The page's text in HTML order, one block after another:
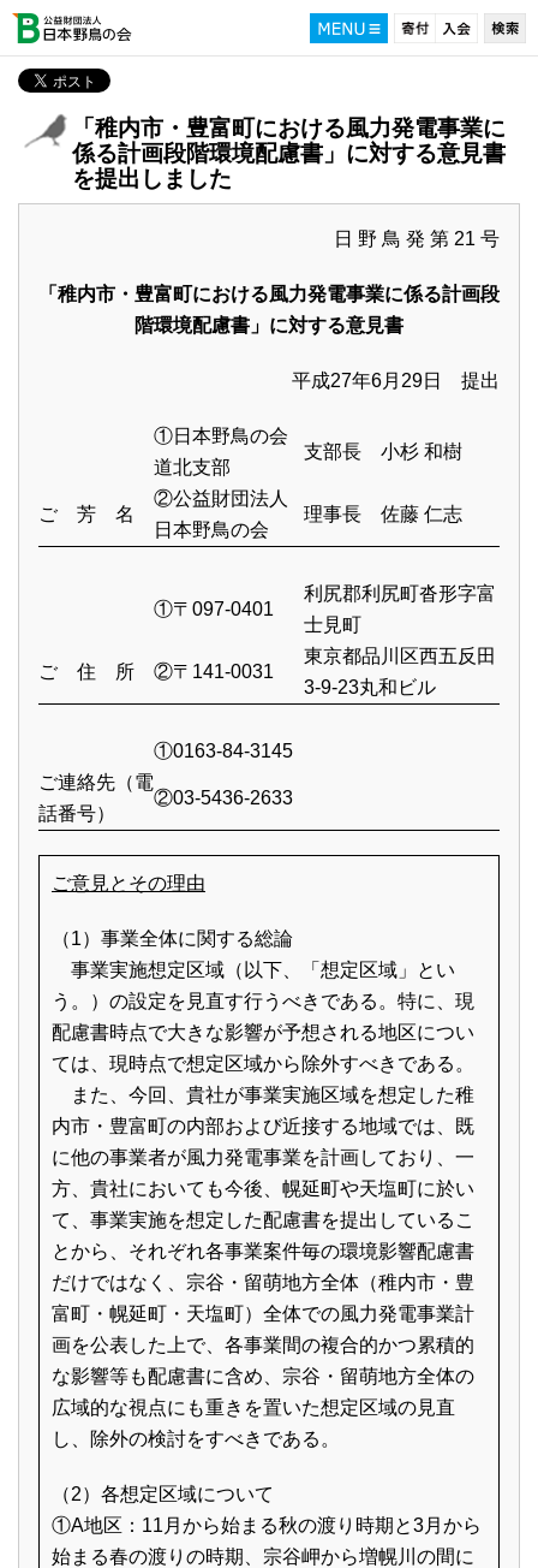
「稚内市・豊富町における風力発電事業に
係る計画段階環境配慮書」に対する意見書
を提出しました
日 野 鳥 発 第 21 号
「稚内市・豊富町における風力発電事業に係る計画段
階環境配慮書」に対する意見書
平成27年6月29日 提出
①日本野鳥の会
道北支部
支部長 小杉 和樹
ご 芳 名
②公益財団法人
日本野鳥の会
理事長 佐藤 仁志
①〒097-0401
利尻郡利尻町沓形字富
士見町
ご 住 所 ②〒141-0031
東京都品川区西五反田
3-9-23丸和ビル
①0163-84-3145
ご連絡先（電
話番号）
②03-5436-2633
ご意見とその理由
（1）事業全体に関する総論
事業実施想定区域（以下、「想定区域」とい
う。）の設定を見直す行うべきである。特に、現
配慮書時点で大きな影響が予想される地区につい
ては、現時点で想定区域から除外すべきである。
また、今回、貴社が事業実施区域を想定した稚
内市・豊富町の内部および近接する地域では、既
に他の事業者が風力発電事業を計画しており、一
方、貴社においても今後、幌延町や天塩町に於い
て、事業実施を想定した配慮書を提出しているこ
とから、それぞれ各事業案件毎の環境影響配慮書
だけではなく、宗谷・留萌地方全体（稚内市・豊
富町・幌延町・天塩町）全体での風力発電事業計
画を公表した上で、各事業間の複合的かつ累積的
な影響等も配慮書に含め、宗谷・留萌地方全体の
広域的な視点にも重きを置いた想定区域の見直
し、除外の検討をすべきである。
（2）各想定区域について
①A地区：11月から始まる秋の渡り時期と3月から
始まる春の渡りの時期、宗谷岬から増幌川の間に